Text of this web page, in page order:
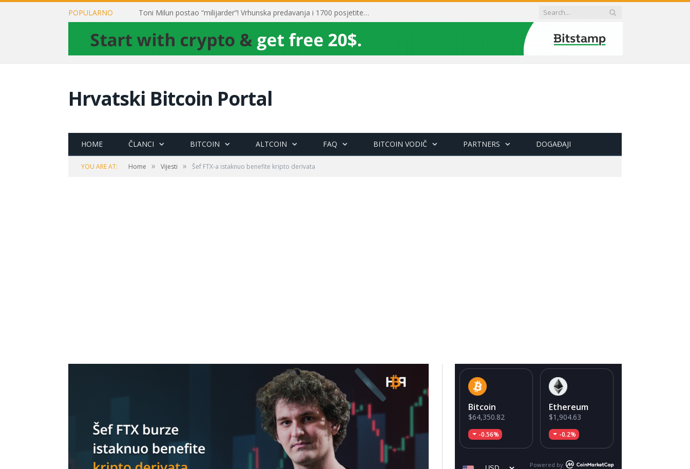
POPULARNO Toni Milun postao “milijarder”! Vrhunska predavanja i 1700 posjetitelja obilježili su mjesec financijske pismenosti
Hrvatski Bitcoin Portal
HOME ČLANCI BITCOIN ALTCOIN FAQ BITCOIN VODIČ PARTNERS DOGAĐAJI
YOU ARE AT: Home » Vijesti » Šef FTX-a istaknuo benefite kripto derivata
Bitcoin
$64,350.82
-0.56%
Ethereum
$1,904.63
-0.2%
Powered by